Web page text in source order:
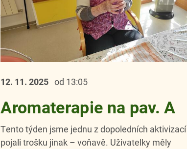
12. 11.2025 od 13:05
Aromaterapie na pav. A
Tento týden jsme jednu z dopoledních aktivizací
pojali trošku jinak – voňavě. Uživatelky měly